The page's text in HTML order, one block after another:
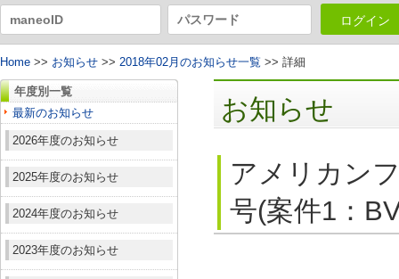
ログイン
Home >> お知らせ >> 2018年02月のお知らせ一覧 >> 詳細
年度別一覧
最新のお知らせ
2026年度のお知らせ
2025年度のお知らせ
2024年度のお知らせ
2023年度のお知らせ
お知らせ
アメリカン
号(案件1：